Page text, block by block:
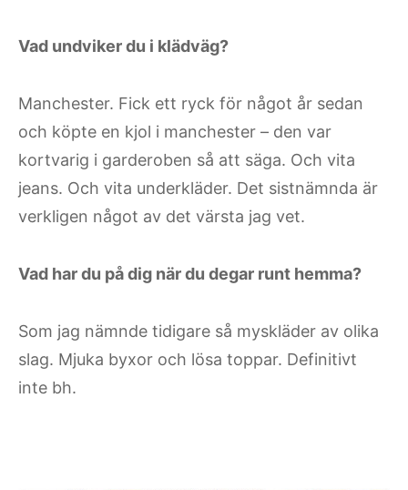
Vad undviker du i klädväg?
Manchester. Fick ett ryck för något år sedan
och köpte en kjol i manchester – den var
kortvarig i garderoben så att säga. Och vita
jeans. Och vita underkläder. Det sistnämnda är
verkligen något av det värsta jag vet.
Vad har du på dig när du degar runt hemma?
Som jag nämnde tidigare så myskläder av olika
slag. Mjuka byxor och lösa toppar. Definitivt
inte bh.